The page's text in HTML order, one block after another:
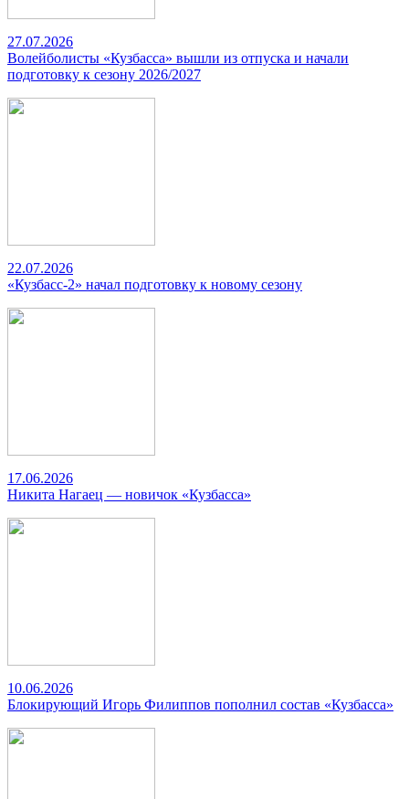
27.07.2026
Волейболисты «Кузбасса» вышли из отпуска и начали
подготовку к сезону 2026/2027
22.07.2026
«Кузбасс-2» начал подготовку к новому сезону
17.06.2026
Никита Нагаец — новичок «Кузбасса»
10.06.2026
Блокирующий Игорь Филиппов пополнил состав «Кузбасса»